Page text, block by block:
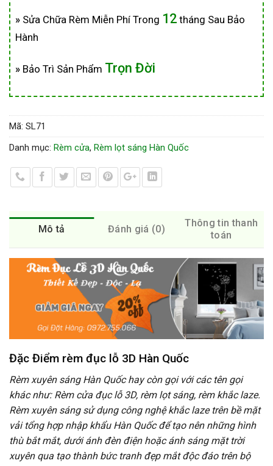
» Sửa Chữa Rèm Miễn Phí Trong 12 tháng Sau Bảo
Hành
» Bảo Trì Sản Phẩm Trọn Đời
Mã: SL71
Danh mục: Rèm cửa, Rèm lọt sáng Hàn Quốc
Mô tả Đánh giá (0)
Thông tin thanh
toán
Đặc Điểm rèm đục lỗ 3D Hàn Quốc
Rèm xuyên sáng Hàn Quốc hay còn gọi với các tên gọi
khác như: Rèm cửa đục lỗ 3D, rèm lọt sáng, rèm khắc laze.
Rèm xuyên sáng sử dụng công nghệ khắc laze trên bề mặt
vải tổng hợp nhập khẩu Hàn Quốc để tạo nên những hình
thù bắt mắt, dưới ánh đèn điện hoặc ánh sáng mặt trời
xuyên qua tạo thành bức tranh đẹp mắt độc đáo trên bộ